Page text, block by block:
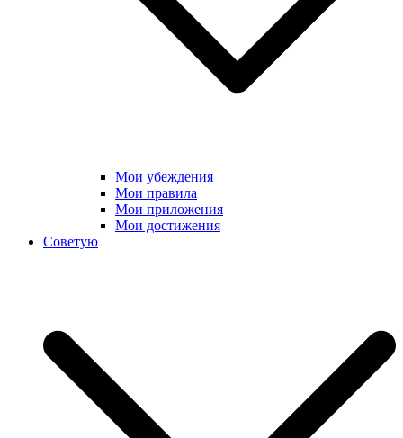
Мои убеждения
Мои правила
Мои приложения
Мои достижения
Советую